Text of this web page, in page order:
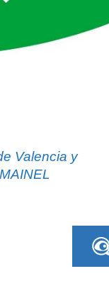
Valencia y